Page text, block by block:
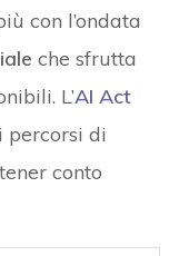
con l’ondata
che sfrutta
L’AI Act
percorsi di
conto